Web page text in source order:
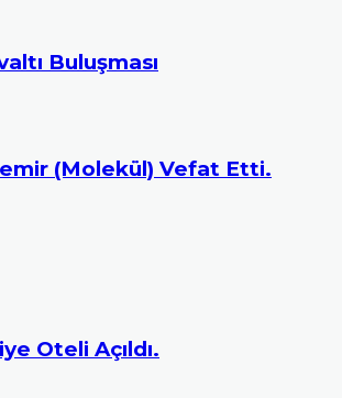
Buluşması
(Molekül) Vefat Etti.
Oteli Açıldı.